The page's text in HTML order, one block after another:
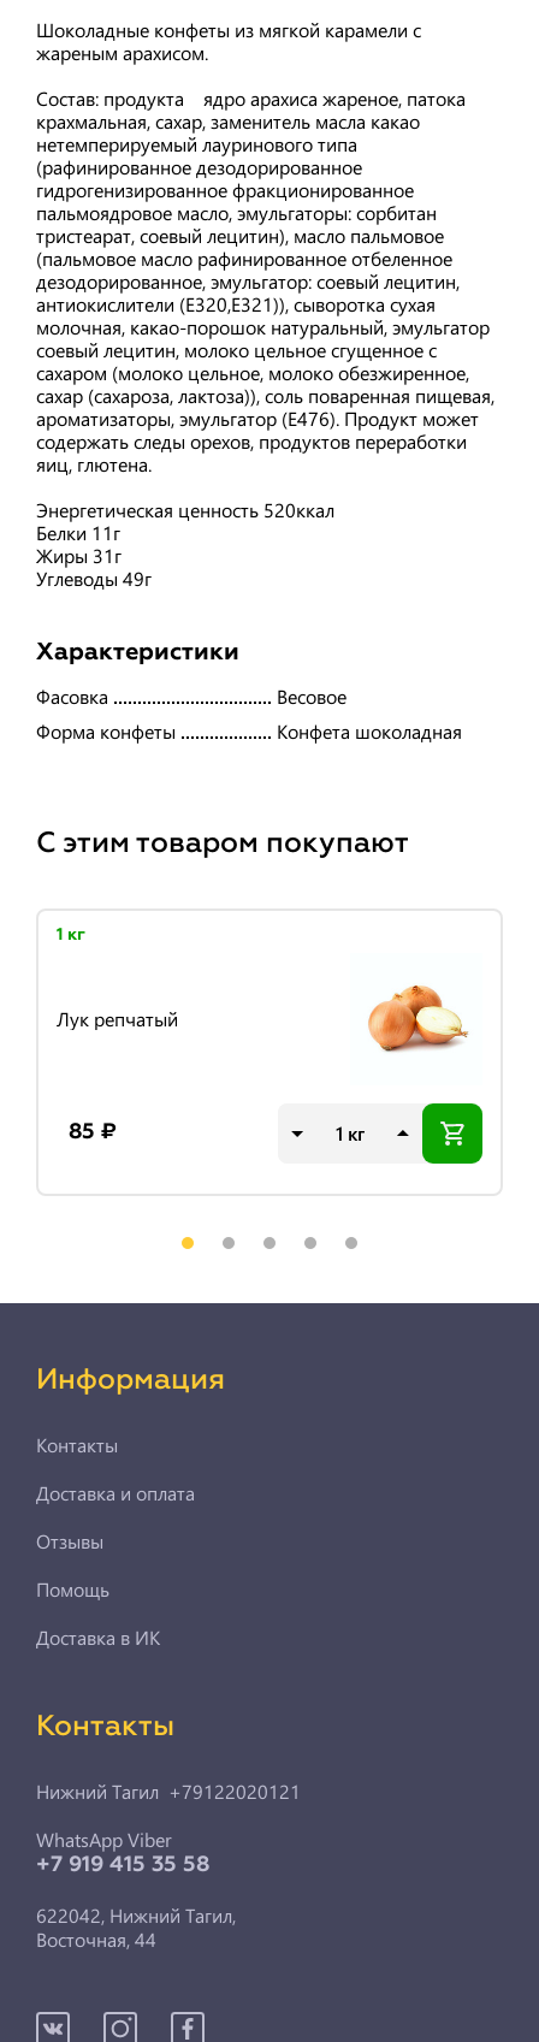
Шоколадные конфеты из мягкой карамели с
жареным арахисом.
Состав: продукта ядро арахиса жареное, патока
крахмальная, сахар, заменитель масла какао
нетемперируемый лауринового типа
(рафинированное дезодорированное
гидрогенизированное фракционированное
пальмоядровое масло, эмульгаторы: сорбитан
тристеарат, соевый лецитин), масло пальмовое
(пальмовое масло рафинированное отбеленное
дезодорированное, эмульгатор: соевый лецитин,
антиокислители (Е320,Е321)), сыворотка сухая
молочная, какао-порошок натуральный, эмульгатор
соевый лецитин, молоко цельное сгущенное с
сахаром (молоко цельное, молоко обезжиренное,
сахар (сахароза, лактоза)), соль поваренная пищевая,
ароматизаторы, эмульгатор (Е476). Продукт может
содержать следы орехов, продуктов переработки
яиц, глютена.
Энергетическая ценность 520ккал
Белки 11г
Жиры 31г
Углеводы 49г
Характеристики
Фасовка
Весовое
Форма конфеты
Конфета шоколадная
С этим товаром покупают
85 ₽
1 кг
Лук репчатый
кг
Информация
Контакты
Доставка и оплата
Отзывы
Помощь
Доставка в ИК
Контакты
Нижний Тагил +79122020121
WhatsApp Viber
+7 919 415 35 58
622042, Нижний Тагил,
Восточная, 44